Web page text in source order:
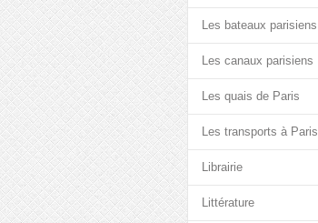
Les bateaux parisiens
Les canaux parisiens
Les quais de Paris
Les transports à Paris
Librairie
Littérature